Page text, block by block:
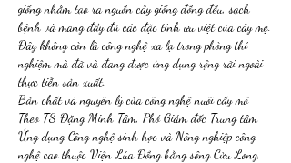
giống nhằm tạo ra nguồn cây giống đồng đều, sạch
bệnh và mang đầy đủ các đặc tính ưu việt của cây mẹ.
Đây không còn là công nghệ xa lạ trong phòng thí
nghiệm mà đã và đang được ứng dụng rộng rãi ngoài
thực tiễn sản xuất.
Bản chất và nguyên lý của công nghệ nuôi cấy mô
Theo TS Đặng Minh Tâm, Phó Giám đốc Trung tâm
Ứng dụng Công nghệ sinh học và Nông nghiệp công
nghệ cao thuộc Viện Lúa Đồng bằng sông Cửu Long,